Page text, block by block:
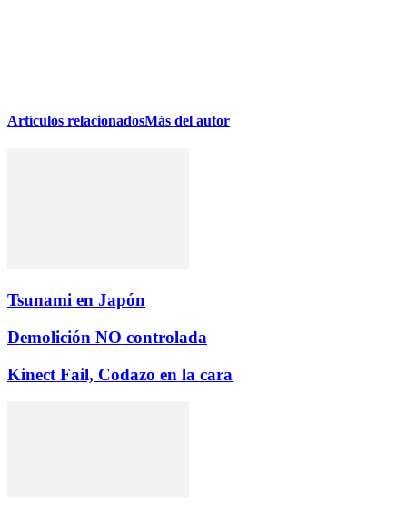
Artículos relacionadosMás del autor
Tsunami en Japón
Demolición NO controlada
Kinect Fail, Codazo en la cara